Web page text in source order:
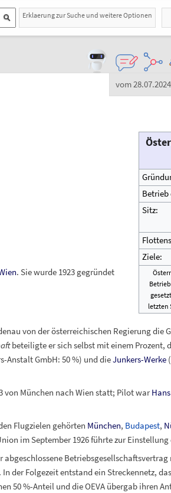
Erklaerung zur Suche und weitere Optionen
vom 28.07.2024
Betrieb
Sitz:
Ziele:
letzten
. Sie wurde 1923 gegründet
von der österreichischen Regierung die
beteiligte er sich selbst mit einem Prozent,
Anstalt GmbH: 50%) und dieJunkers-Werke
von München nach Wien statt; Pilot war
Flugzielen gehörten München, Budapest,
im September 1926 führte zur
abgeschlossene
der Folgezeit entstand ein Streckennetz,
50%-Anteil und die OEVA übergab ihren